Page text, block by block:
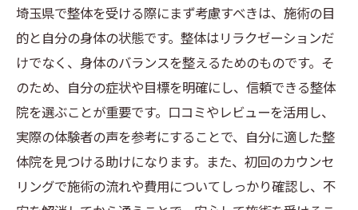
整体体験で得る新たな価値観の探求
整体を受けることで広がる自分の可能性
心身の健康を支える整体埼玉県での体験を語る
埼玉県の整体による心身の健康維持の実例
整体が支える日常の心の健康
整体を通じて得る安らぎと活力
整体施術の体験談から学ぶ健康の秘訣
埼玉県で整体を受ける際にまず考慮すべきは、施術の目
的と自分の身体の状態です。整体はリラクゼーションだ
けでなく、身体のバランスを整えるためのものです。そ
のため、自分の症状や目標を明確にし、信頼できる整体
院を選ぶことが重要です。口コミやレビューを活用し、
実際の体験者の声を参考にすることで、自分に適した整
体院を見つける助けになります。また、初回のカウンセ
リングで施術の流れや費用についてしっかり確認し、不